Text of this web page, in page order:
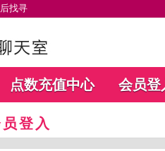
找寻
点数充值中心 会员登
登入